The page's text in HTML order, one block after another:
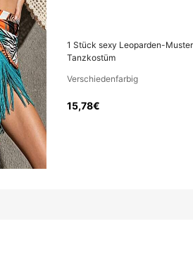
MwSt. und Zöllen
Muster Bauchtanz &
1 Stück sexy Leoparden-
Tanzkostüm
Verschiedenfarbig
15,78€